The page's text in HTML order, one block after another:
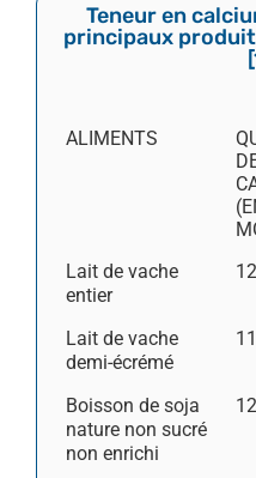
Teneur en
principaux
[
ALIMENTS
Lait de vache
entier
Lait de vache
demi-écrémé
Boisson de soja
nature non sucré
non enrichi
12